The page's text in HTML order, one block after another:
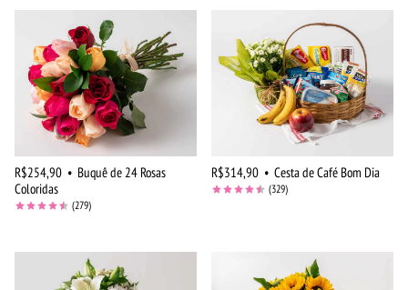
R$254,90 • Buquê de 24 Rosas
Coloridas
(279)
R$314,90 • Cesta de Café Bom Dia
(329)